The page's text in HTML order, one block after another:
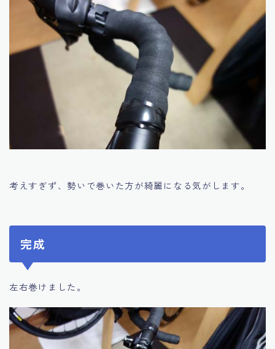
考えすぎず、勢いで巻いた方が綺麗になる気がします。
完成
左右巻けました。